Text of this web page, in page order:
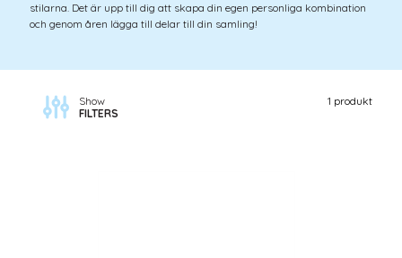
stilarna. Det är upp till dig att skapa din egen personliga kombination
och genom åren lägga till delar till din samling!
Show
FILTERS
1 produkt